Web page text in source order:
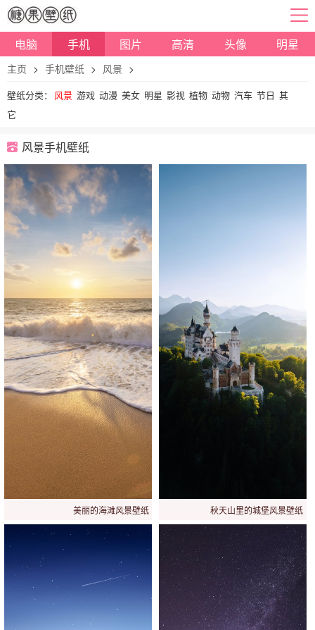
电脑 手机 图片 高清 头像 明星
主页 > 手机壁纸 > 风景 >
壁纸分类： 风景 游戏 动漫 美女 明星 影视 植物 动物 汽车 节日 其
它
风景手机壁纸
美丽的海滩风景壁纸 秋天山里的城堡风景壁纸